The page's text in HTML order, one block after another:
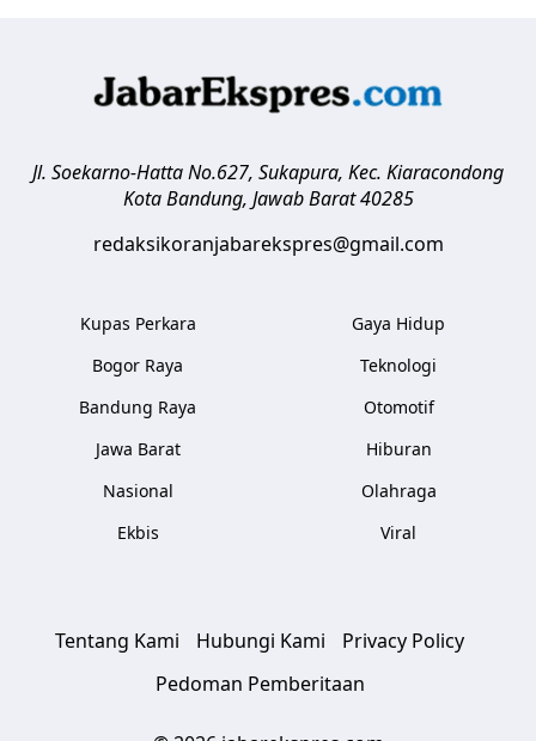
Jl. Soekarno-Hatta No.627, Sukapura, Kec. Kiaracondong
Kota Bandung, Jawab Barat 40285
redaksikoranjabarekspres@gmail.com
Kupas Perkara
Bogor Raya
Bandung Raya
Jawa Barat
Nasional
Ekbis
Gaya Hidup
Teknologi
Otomotif
Hiburan
Olahraga
Viral
Tentang Kami Hubungi Kami
Privacy Policy
Pedoman Pemberitaan